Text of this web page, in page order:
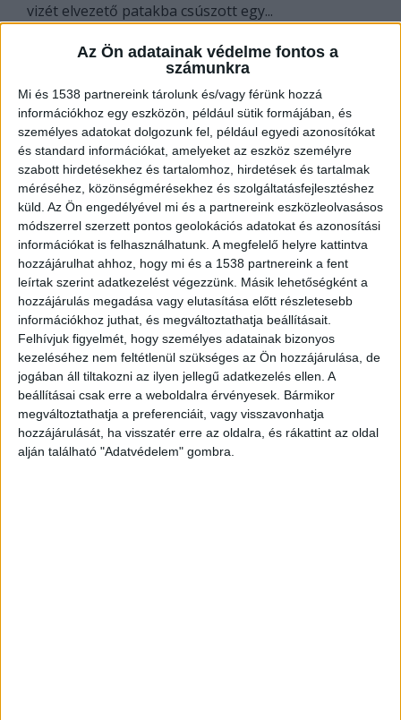
Az Ön adatainak védelme fontos a
számunkra
Mi és 1538 partnereink tárolunk és/vagy férünk hozzá
információkhoz egy eszközön, például sütik formájában, és
személyes adatokat dolgozunk fel, például egyedi azonosítókat
és standard információkat, amelyeket az eszköz személyre
szabott hirdetésekhez és tartalomhoz, hirdetések és tartalmak
méréséhez, közönségmérésekhez és szolgáltatásfejlesztéshez
küld. Az Ön engedélyével mi és a partnereink eszközleolvasásos
módszerrel szerzett pontos geolokációs adatokat és azonosítási
információkat is felhasználhatunk. A megfelelő helyre kattintva
hozzájárulhat ahhoz, hogy mi és a 1538 partnereink a fent
leírtak szerint adatkezelést végezzünk. Másik lehetőségként a
hozzájárulás megadása vagy elutasítása előtt részletesebb
információkhoz juthat, és megváltoztathatja beállításait.
Felhívjuk figyelmét, hogy személyes adatainak bizonyos
kezeléséhez nem feltétlenül szükséges az Ön hozzájárulása, de
jogában áll tiltakozni az ilyen jellegű adatkezelés ellen. A
beállításai csak erre a weboldalra érvényesek. Bármikor
megváltoztathatja a preferenciáit, vagy visszavonhatja
hozzájárulását, ha visszatér erre az oldalra, és rákattint az oldal
alján található "Adatvédelem" gombra.
vizét elvezető patakba csúszott egy...
OLVASS TOVÁBB
Örökre elnémult a motor – utolsó
útjára kísérték a 31 évesen elhunyt
bajnokot, Szvoboda Bencét
Balatonberényben
Balatonkörnyéke.hu 2023.06.24. szombat
Baleset